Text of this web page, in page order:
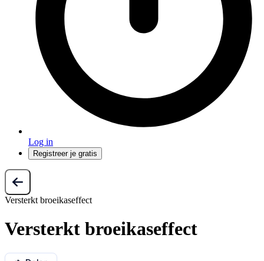
Log in
Registreer je gratis
Versterkt broeikaseffect
Versterkt broeikaseffect